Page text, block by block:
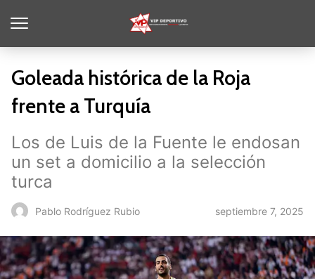
Goleada histórica de la Roja
frente a Turquía
Los de Luis de la Fuente le endosan
un set a domicilio a la selección
turca
Pablo Rodríguez Rubio septiembre 7, 2025